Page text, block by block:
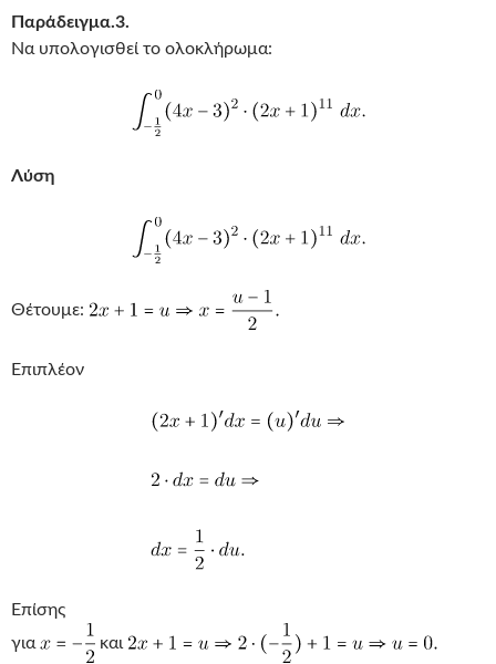
Παράδειγμα.3.
Να υπολογισθεί το ολοκλήρωμα:
Λύση
Θέτουμε:
Επιπλέον
Επίσης
για
και